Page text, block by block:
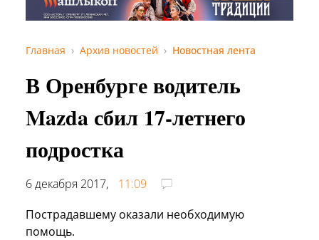
Главная Архив новостей Новостная лента
В Оренбурге водитель
Mazda сбил 17-летнего
подростка
6 декабря 2017,
11:09
Пострадавшему оказали необходимую
помощь.